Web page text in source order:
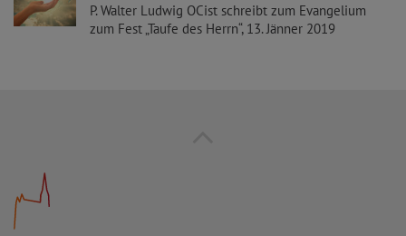
P. Walter Ludwig OCist schreibt zum Evangelium
zum Fest „Taufe des Herrn“, 13. Jänner 2019